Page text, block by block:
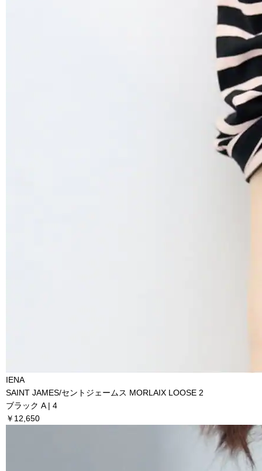
IENA
SAINT JAMES/セントジェームス MORLAIX LOOSE 2
ブラック A | 4
￥12,650